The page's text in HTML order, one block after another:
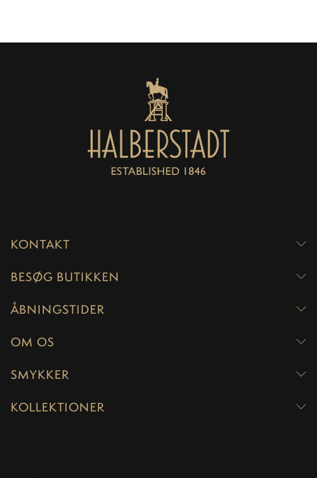
KONTAKT
BESØG BUTIKKEN
ÅBNINGSTIDER
OM OS
SMYKKER
KOLLEKTIONER